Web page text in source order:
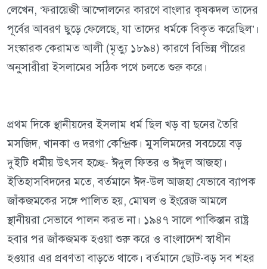
লেখেন, ‘ফরায়েজী আন্দোলনের কারণে বাংলার কৃষকদল তাদের
পূর্বের আবরণ ছুড়ে ফেলেছে, যা তাদের ধর্মকে বিকৃত করেছিল’।
সংস্কারক কেরামত আলী (মৃত্যু ১৮৯৪) কারণে বিভিন্ন পীরের
অনুসারীরা ইসলামের সঠিক পথে চলতে শুরু করে।
প্রথম দিকে স্থানীয়দের ইসলাম ধর্ম ছিল খড় বা ছনের তৈরি
মসজিদ, খানকা ও দরগা কেন্দ্রিক। মুসলিমদের সবচেয়ে বড়
দুইটি ধর্মীয় উৎসব হচ্ছে- ঈদুল ফিতর ও ঈদুল আজহা।
ইতিহাসবিদদের মতে, বর্তমানে ঈদ-উল আজহা যেভাবে ব্যাপক
জাঁকজমকের সঙ্গে পালিত হয়, মোঘল ও ইংরেজ আমলে
স্থানীয়রা সেভাবে পালন করত না। ১৯৪৭ সালে পাকিস্তান রাষ্ট্র
হবার পর জাঁকজমক হওয়া শুরু করে ও বাংলাদেশ স্বাধীন
হওয়ার এর প্রবণতা বাড়তে থাকে। বর্তমানে ছোট-বড় সব শহর